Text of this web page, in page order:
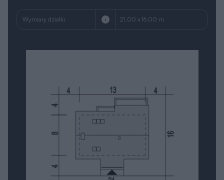
Wymiary działki 21.00 x 16.00 m